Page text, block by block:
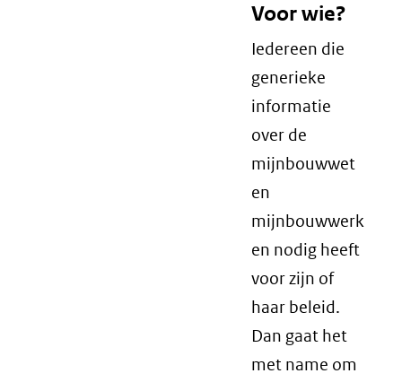
Voor wie?
Iedereen die
generieke
informatie
over de
mijnbouwwet
en
mijnbouwwerk
en nodig heeft
voor zijn of
haar beleid.
Dan gaat het
met name om